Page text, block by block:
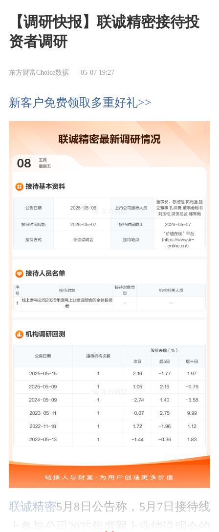
【调研快报】联诚精密接待投
资者调研
东方财富Choice数据 05-07 19:27
新客户免费领取多重好礼>>
联诚精密5月8日公告称，5月7日接待线